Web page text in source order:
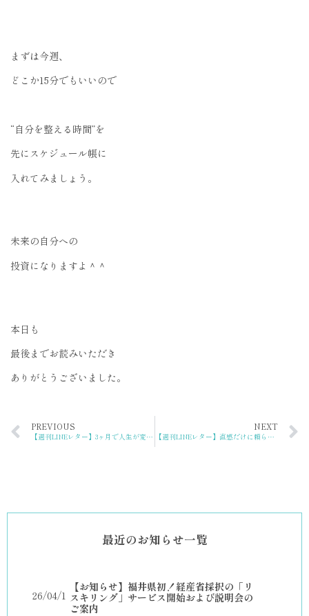
まずは今週、
どこか15分でもいいので
“自分を整える時間”を
先にスケジュール帳に
入れてみましょう。
未来の自分への
投資になりますよ＾＾
本日も
最後までお読みいただき
ありがとうございました。
PREVIOUS
【週刊LINEレター】3ヶ月で人生が変わる！成果を出すための〇〇の作り方
NEXT
【週刊LINEレター】直感だけに頼らない！行動に自信が持てる“もう一つの武器”
最近のお知らせ一覧
26/04/1
【お知らせ】福井県初！経産省採択の「リ
スキリング」サービス開始および説明会の
ご案内